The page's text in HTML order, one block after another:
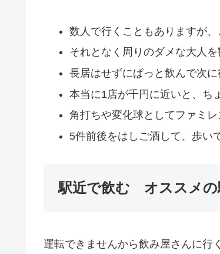
数人で行くこともありますが
それとなく周りのダメな大人
長居はせずにぱっと飲んで次に
本当に1店が千円に近いと、ち
角打ちや変化球としてファミレ
5件前後をはしご酒して、歩い
駅近で飲む オススメの
運転できませんから飲み屋さんに行